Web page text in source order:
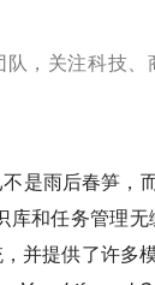
，关注科技
是雨后春笋，
库和任务管理
并提供了许多